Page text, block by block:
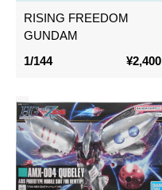
RISING FREEDOM
GUNDAM
1/144
¥2,400